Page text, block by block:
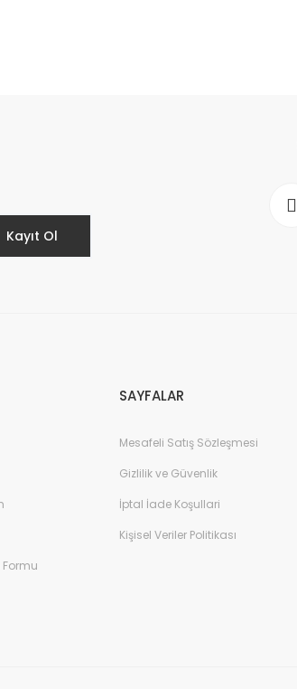
Kayıt Ol
SAYFALAR
Mesafeli Satış Sözleşmesi
Gizlilik ve Güvenlik
İptal İade Koşullari
Kişisel Veriler Politikası